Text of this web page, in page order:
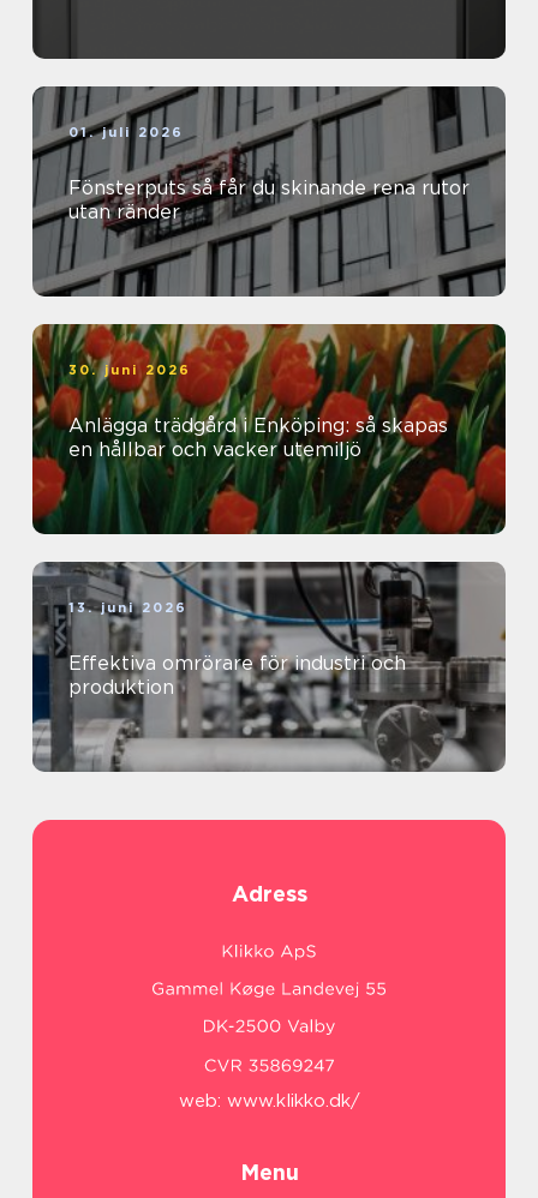
01. juli 2026
Fönsterputs så får du skinande rena rutor
utan ränder
30. juni 2026
Anlägga trädgård i Enköping: så skapas
en hållbar och vacker utemiljö
13. juni 2026
Effektiva omrörare för industri och
produktion
Adress
web: www.klikko.dk/
Menu